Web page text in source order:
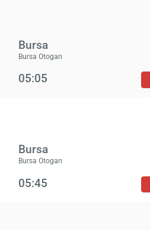
Bursa
Bursa Otogarı
05:05
Bursa
Bursa Otogarı
05:45